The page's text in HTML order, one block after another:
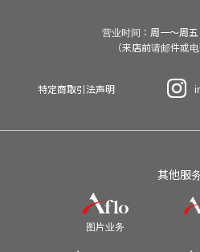
营业时间：周一～周
（来店前请邮件或
特定商取引法声明
其他服
图片业务